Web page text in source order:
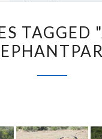
M
A
A
TAGGED